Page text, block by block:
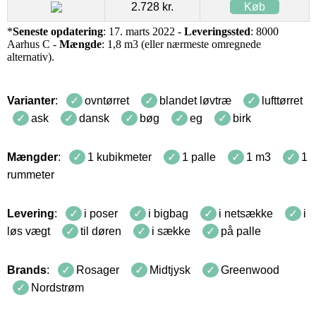
2.728 kr. Køb
*Seneste opdatering: 17. marts 2022 - Leveringssted: 8000
Aarhus C - Mængde: 1,8 m3 (eller nærmeste omregnede
alternativ).
Varianter: ovntørret blandet løvtræ
lufttørret
ask
dansk bøg eg birk
Mængder: 1 kubikmeter 1 palle 1 m3
1
rummeter
Levering: i poser i bigbag i netsække
i
løs vægt
til døren i sække på palle
Brands: Rosager Midtjysk
Greenwood
Nordstrøm